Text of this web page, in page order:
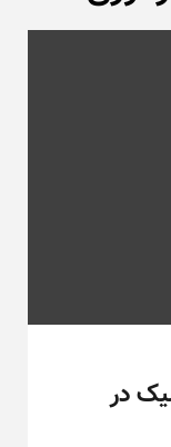
در